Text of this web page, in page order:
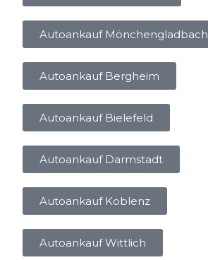
Autoankauf Mönchengladbach
Autoankauf Bergheim
Autoankauf Bielefeld
Autoankauf Darmstadt
Autoankauf Koblenz
Autoankauf Wittlich